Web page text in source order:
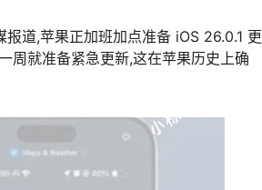
道,苹果正加班加点准备 iOS 26.0.1 更
周就准备紧急更新,这在苹果历史上确